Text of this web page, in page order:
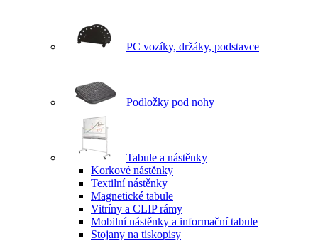
PC vozíky, držáky, podstavce
Podložky pod nohy
Tabule a nástěnky
Korkové nástěnky
Textilní nástěnky
Magnetické tabule
Vitríny a CLIP rámy
Mobilní nástěnky a informační tabule
Stojany na tiskopisy